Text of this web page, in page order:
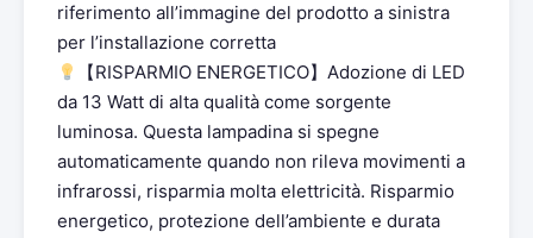
riferimento all’immagine del prodotto a sinistra
per l’installazione corretta
【RISPARMIO ENERGETICO】Adozione di LED
da 13 Watt di alta qualità come sorgente
luminosa. Questa lampadina si spegne
automaticamente quando non rileva movimenti a
infrarossi, risparmia molta elettricità. Risparmio
energetico, protezione dell’ambiente e durata